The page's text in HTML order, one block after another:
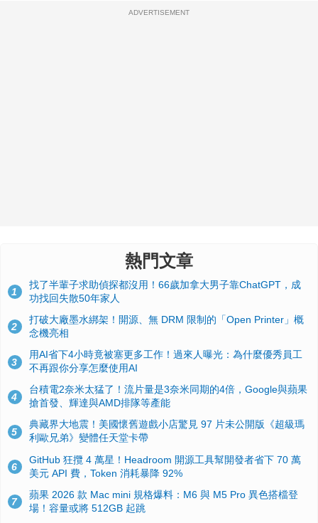
ADVERTISEMENT
熱門文章
1
找了半輩子求助偵探都沒用！66歲加拿大男子靠ChatGPT，成
功找回失散50年家人
2
打破大廠墨水綁架！開源、無 DRM 限制的「Open Printer」概
念機亮相
3
用AI省下4小時竟被塞更多工作！過來人曝光：為什麼優秀員工
不再跟你分享怎麼使用AI
4
台積電2奈米太猛了！流片量是3奈米同期的4倍，Google與蘋果
搶首發、輝達與AMD排隊等產能
5
典藏界大地震！美國懷舊遊戲小店驚見 97 片未公開版《超級瑪
利歐兄弟》變體任天堂卡帶
6
GitHub 狂攬 4 萬星！Headroom 開源工具幫開發者省下 70 萬
美元 API 費，Token 消耗暴降 92%
7
蘋果 2026 款 Mac mini 規格爆料：M6 與 M5 Pro 異色搭檔登
場！容量或將 512GB 起跳